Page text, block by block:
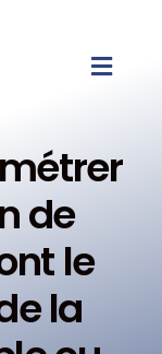
de
le
la